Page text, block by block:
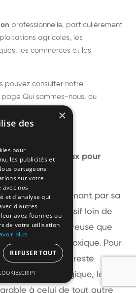
professionnelle, particulièrement
agricoles, les
les commerces et les
pouvez consulter notre
page Qui sommes-nous, ou
est-il dangereux pour
est impressionnant par sa
peu agressif loin de
est plus douloureuse que
sans être plus toxique. Pour
allergique, elle reste
personne allergique, le
à celui de tout autre
×
des
pour
les publicités et
partageons
sur votre
avec nos
et d'analyse qui
d'autres
avez fournies ou
de votre utilisation
plus
REFUSER TOUT